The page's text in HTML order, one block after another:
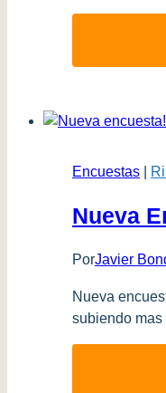
Encuestas
Nueva
PorJavier
Nueva
subiendo mas